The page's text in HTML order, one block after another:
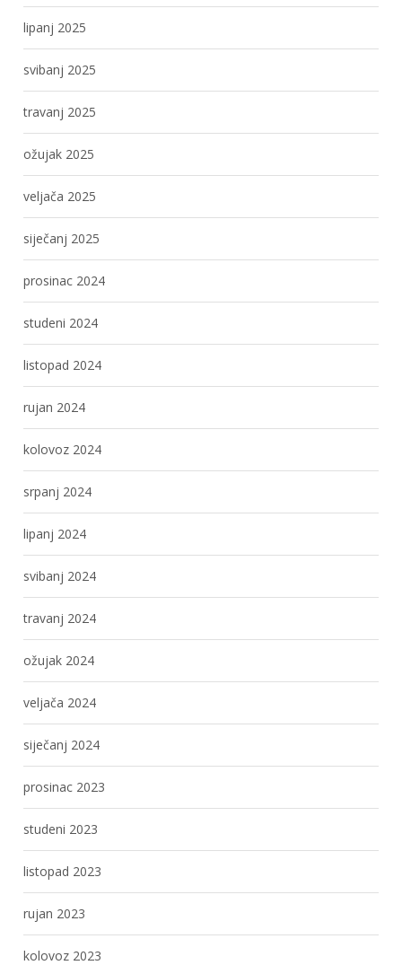
lipanj 2025
svibanj 2025
travanj 2025
ožujak 2025
veljača 2025
siječanj 2025
prosinac 2024
studeni 2024
listopad 2024
rujan 2024
kolovoz 2024
srpanj 2024
lipanj 2024
svibanj 2024
travanj 2024
ožujak 2024
veljača 2024
siječanj 2024
prosinac 2023
studeni 2023
listopad 2023
rujan 2023
kolovoz 2023